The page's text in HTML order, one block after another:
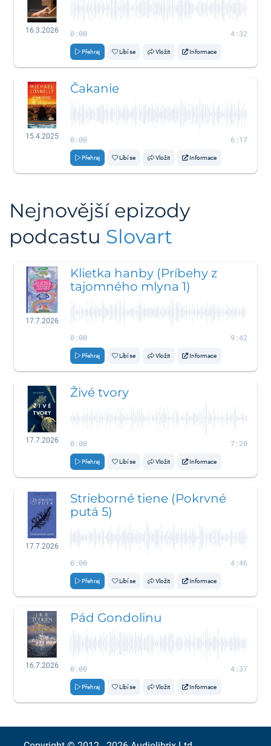
16.3.2026 0:00 4:32
Přehraj Líbí se Vložit Informace
15.4.2025
Čakanie
0:00 6:17
Přehraj Líbí se Vložit Informace
Nejnovější epizody
podcastu Slovart
17.7.2026
Klietka hanby (Príbehy z
tajomného mlyna 1)
0:00 9:42
Přehraj Líbí se Vložit Informace
17.7.2026
Živé tvory
0:00 7:20
Přehraj Líbí se Vložit Informace
17.7.2026
Strieborné tiene (Pokrvné
putá 5)
0:00 4:46
Přehraj Líbí se Vložit Informace
16.7.2026
Pád Gondolinu
0:00 4:37
Přehraj Líbí se Vložit Informace